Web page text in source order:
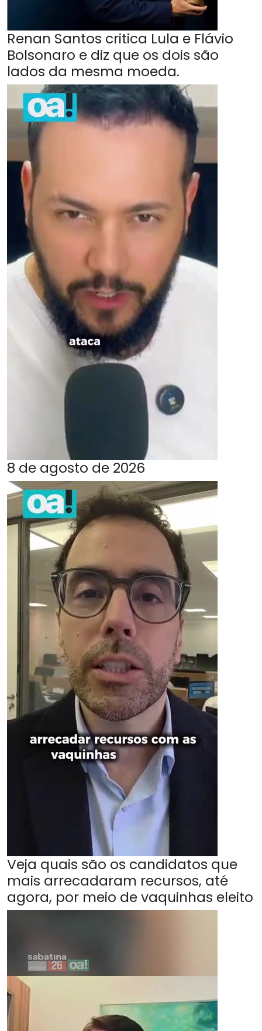
Renan Santos critica Lula e Flávio
Bolsonaro e diz que os dois são
lados da mesma moeda.
8 de agosto de 2026
Veja quais são os candidatos que
mais arrecadaram recursos, até
agora, por meio de vaquinhas eleito